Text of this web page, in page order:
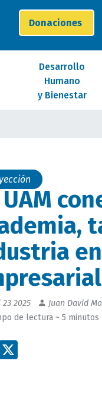
Donaciones
Desarrollo
Humano
y Bienestar
UAM
2025
Juan David
de lectura ~ 5 minutos